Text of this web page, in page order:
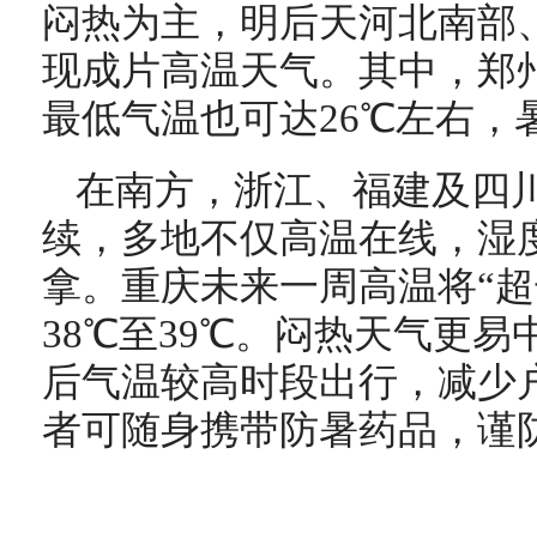
闷热为主，明后天河北南部
现成片高温天气。其中，郑
最低气温也可达26℃左右，
在南方，浙江、福建及四
续，多地不仅高温在线，湿
拿。重庆未来一周高温将“
38℃至39℃。闷热天气更易
后气温较高时段出行，减
者可随身携带防暑药品，谨